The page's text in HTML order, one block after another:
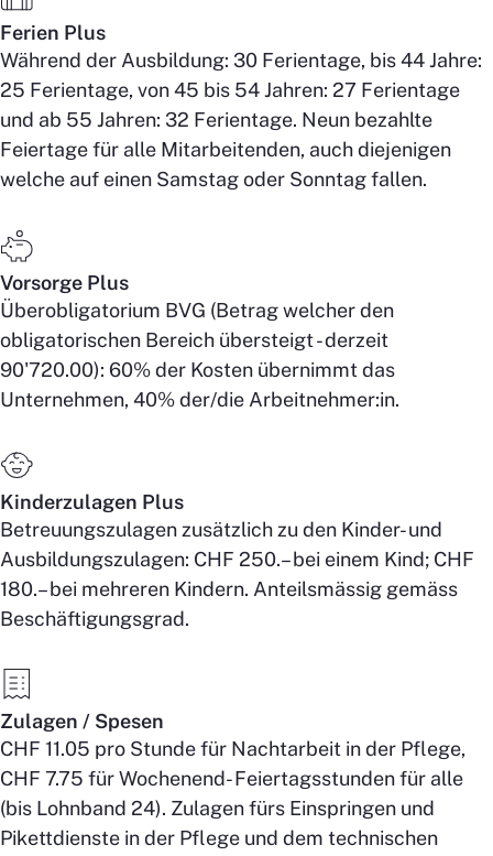
Ferien Plus
Während der Ausbildung: 30 Ferientage, bis 44 Jahre:
25 Ferientage, von 45 bis 54 Jahren: 27 Ferientage
und ab 55 Jahren: 32 Ferientage. Neun bezahlte
Feiertage für alle Mitarbeitenden, auch diejenigen
welche auf einen Samstag oder Sonntag fallen.
Vorsorge Plus
Überobligatorium BVG (Betrag welcher den
obligatorischen Bereich übersteigt - derzeit
90'720.00): 60% der Kosten übernimmt das
Unternehmen, 40% der/die Arbeitnehmer:in.
Kinderzulagen Plus
Betreuungszulagen zusätzlich zu den Kinder- und
Ausbildungszulagen: CHF 250.– bei einem Kind; CHF
180.– bei mehreren Kindern. Anteilsmässig gemäss
Beschäftigungsgrad.
Zulagen / Spesen
CHF 11.05 pro Stunde für Nachtarbeit in der Pflege,
CHF 7.75 für Wochenend- Feiertagsstunden für alle
(bis Lohnband 24). Zulagen fürs Einspringen und
Pikettdienste in der Pflege und dem technischen